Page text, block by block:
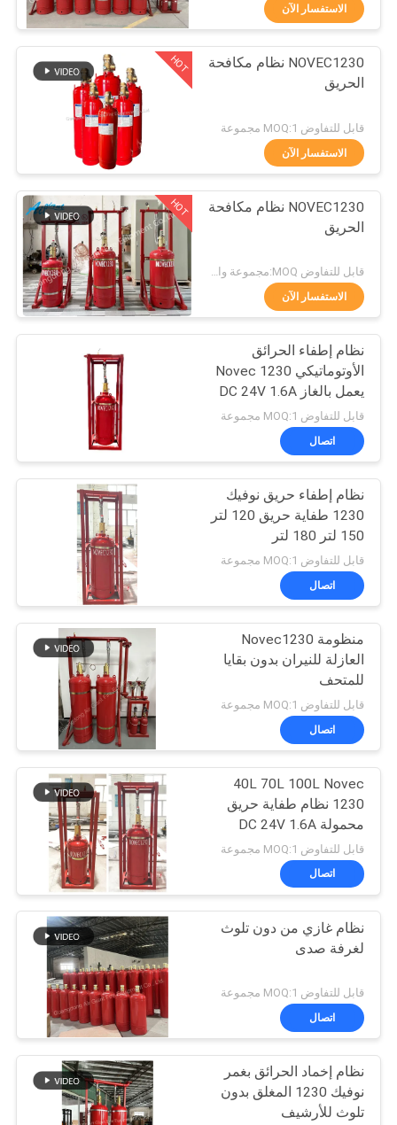
جولة
في
المعمل
رقابة
جودة
تحميل
اطلب
اقتباس
خريطة
الموقع
PRIVACY
POLICY
نظام إخماد حريق الغاز
الخامل
62
نظام مكافحة الحرائق
في المطبخ
47
نظام إخماد حريق
العامل النظيف
5
نظام إخماد حريق ثاني
أكسيد الكربون
19
عامل تنظيف إخماد
الحرائق
9
مطفأة حريق
أوتوماتيكية
18
الاستفسار الآن
HOT
NOVEC1230 نظام مكافحة
الحريق
قابل للتفاوض MOQ:1 مجموعة
الاستفسار الآن
HOT
NOVEC1230 نظام مكافحة
الحريق
قابل للتفاوض MOQ:مجموعة واحدة
الاستفسار الآن
نظام إطفاء الحرائق
الأوتوماتيكي Novec 1230
يعمل بالغاز DC 24V 1.6A
قابل للتفاوض MOQ:1 مجموعة
اتصال
نظام إطفاء حريق نوفيك
1230 طفاية حريق 120 لتر
150 لتر 180 لتر
قابل للتفاوض MOQ:1 مجموعة
اتصال
منظومة Novec1230
العازلة للنيران بدون بقايا
للمتحف
قابل للتفاوض MOQ:1 مجموعة
اتصال
40L 70L 100L Novec
1230 نظام طفاية حريق
محمولة DC 24V 1.6A
قابل للتفاوض MOQ:1 مجموعة
اتصال
نظام غازي من دون تلوث
لغرفة صدى
قابل للتفاوض MOQ:1 مجموعة
اتصال
نظام إخماد الحرائق بغمر
نوفيك 1230 المغلق بدون
تلوث للأرشيف